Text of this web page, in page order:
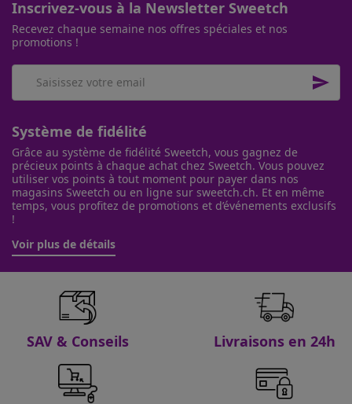
Inscrivez-vous à la Newsletter Sweetch
Recevez chaque semaine nos offres spéciales et nos
promotions !

Système de fidélité
Grâce au système de fidélité Sweetch, vous gagnez de
précieux points à chaque achat chez Sweetch. Vous pouvez
utiliser vos points à tout moment pour payer dans nos
magasins Sweetch ou en ligne sur sweetch.ch. Et en même
temps, vous profitez de promotions et d’événements exclusifs
!
Voir plus de détails
SAV & Conseils Livraisons en 24h